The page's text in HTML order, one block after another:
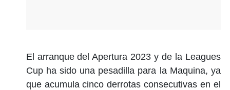
El arranque del Apertura 2023 y de la Leagues
Cup ha sido una pesadilla para la Maquina, ya
que acumula cinco derrotas consecutivas en el